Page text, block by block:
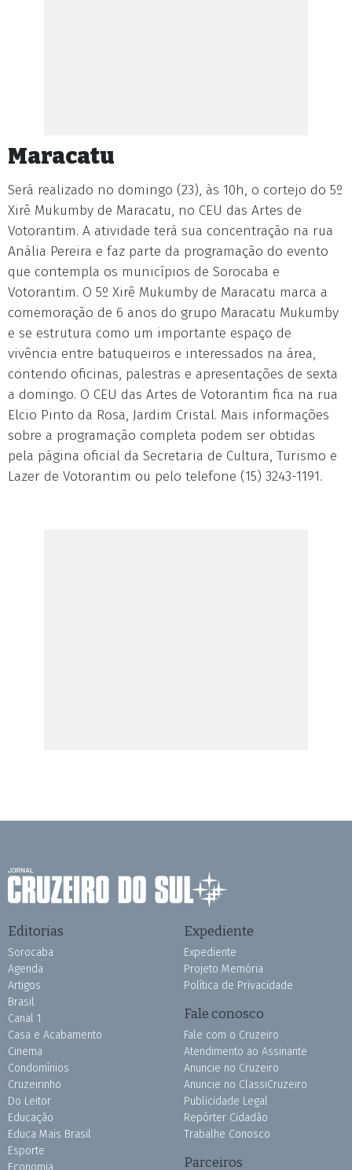
Maracatu
Será realizado no domingo (23), às 10h, o cortejo do 5º
Xirê Mukumby de Maracatu, no CEU das Artes de
Votorantim. A atividade terá sua concentração na rua
Anália Pereira e faz parte da programação do evento
que contempla os municípios de Sorocaba e
Votorantim. O 5º Xirê Mukumby de Maracatu marca a
comemoração de 6 anos do grupo Maracatu Mukumby
e se estrutura como um importante espaço de
vivência entre batuqueiros e interessados na área,
contendo oficinas, palestras e apresentações de sexta
a domingo. O CEU das Artes de Votorantim fica na rua
Elcio Pinto da Rosa, Jardim Cristal. Mais informações
sobre a programação completa podem ser obtidas
pela página oficial da Secretaria de Cultura, Turismo e
Lazer de Votorantim ou pelo telefone (15) 3243-1191.
Editorias
Sorocaba
Agenda
Artigos
Brasil
Canal 1
Casa e Acabamento
Cinema
Condomínios
Cruzeirinho
Do Leitor
Educação
Educa Mais Brasil
Esporte
Economia
Expediente
Expediente
Projeto Memória
Política de Privacidade
Fale conosco
Fale com o Cruzeiro
Atendimento ao Assinante
Anuncie no Cruzeiro
Anuncie no ClassiCruzeiro
Publicidade Legal
Repórter Cidadão
Trabalhe Conosco
Parceiros